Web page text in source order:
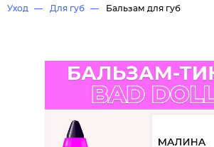
Уход Для губ Бальзам для губ